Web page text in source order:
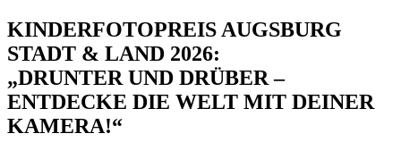
KINDERFOTOPREIS AUGSBURG
STADT & LAND 2026:
„DRUNTER UND DRÜBER –
ENTDECKE DIE WELT MIT DEINER
KAMERA!“